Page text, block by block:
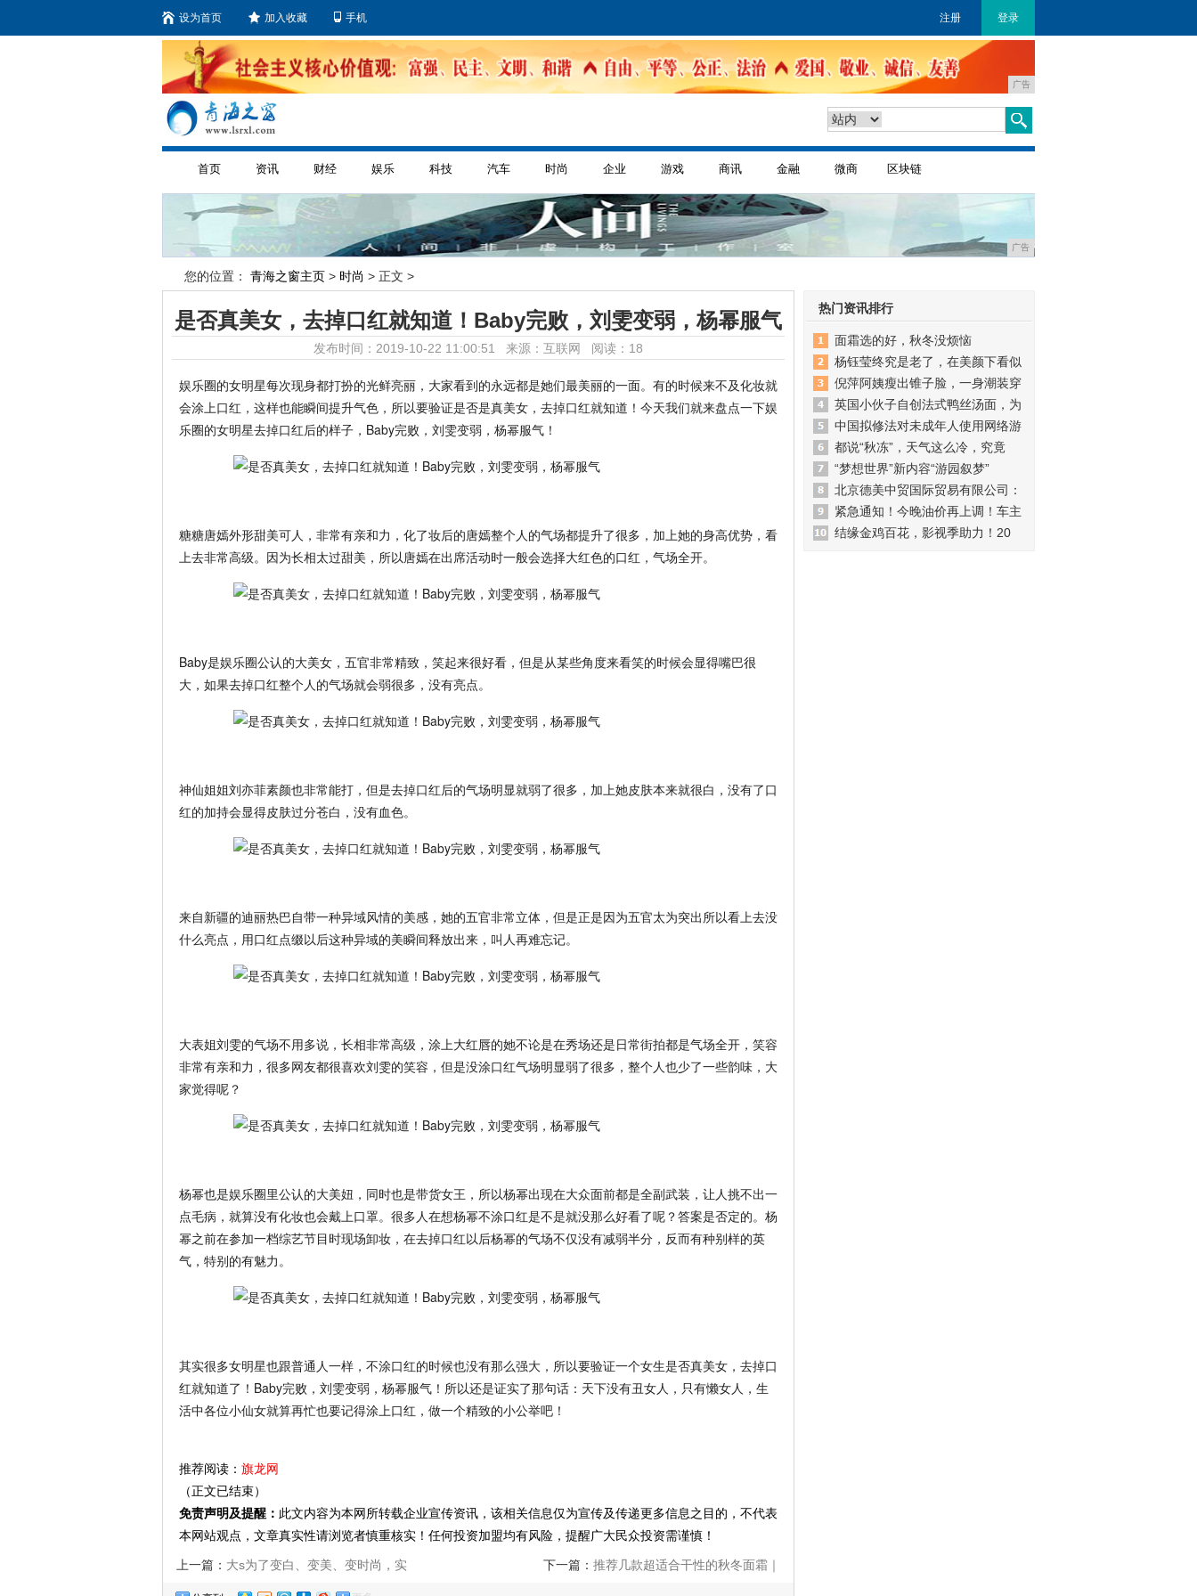
设为首页 加入收藏 手机 注册 登录
广告
首页 资讯 财经 娱乐 科技 汽车 时尚 企业 游戏 商讯 金融 微商 区块链
广告
您的位置： 青海之窗主页 > 时尚 > 正文 >
是否真美女，去掉口红就知道！Baby完败，刘雯变弱，杨幂服气
发布时间：2019-10-22 11:00:51 来源：互联网 阅读：18
娱乐圈的女明星每次现身都打扮的光鲜亮丽，大家看到的永远都是她们最美丽的一面。有的时候来不及化妆就
会涂上口红，这样也能瞬间提升气色，所以要验证是否是真美女，去掉口红就知道！今天我们就来盘点一下娱
乐圈的女明星去掉口红后的样子，Baby完败，刘雯变弱，杨幂服气！
糖糖唐嫣外形甜美可人，非常有亲和力，化了妆后的唐嫣整个人的气场都提升了很多，加上她的身高优势，看
上去非常高级。因为长相太过甜美，所以唐嫣在出席活动时一般会选择大红色的口红，气场全开。
Baby是娱乐圈公认的大美女，五官非常精致，笑起来很好看，但是从某些角度来看笑的时候会显得嘴巴很
大，如果去掉口红整个人的气场就会弱很多，没有亮点。
神仙姐姐刘亦菲素颜也非常能打，但是去掉口红后的气场明显就弱了很多，加上她皮肤本来就很白，没有了口
红的加持会显得皮肤过分苍白，没有血色。
来自新疆的迪丽热巴自带一种异域风情的美感，她的五官非常立体，但是正是因为五官太为突出所以看上去没
什么亮点，用口红点缀以后这种异域的美瞬间释放出来，叫人再难忘记。
大表姐刘雯的气场不用多说，长相非常高级，涂上大红唇的她不论是在秀场还是日常街拍都是气场全开，笑容
非常有亲和力，很多网友都很喜欢刘雯的笑容，但是没涂口红气场明显弱了很多，整个人也少了一些韵味，大
家觉得呢？
杨幂也是娱乐圈里公认的大美妞，同时也是带货女王，所以杨幂出现在大众面前都是全副武装，让人挑不出一
点毛病，就算没有化妆也会戴上口罩。很多人在想杨幂不涂口红是不是就没那么好看了呢？答案是否定的。杨
幂之前在参加一档综艺节目时现场卸妆，在去掉口红以后杨幂的气场不仅没有减弱半分，反而有种别样的英
气，特别的有魅力。
其实很多女明星也跟普通人一样，不涂口红的时候也没有那么强大，所以要验证一个女生是否真美女，去掉口
红就知道了！Baby完败，刘雯变弱，杨幂服气！所以还是证实了那句话：天下没有丑女人，只有懒女人，生
活中各位小仙女就算再忙也要记得涂上口红，做一个精致的小公举吧！
推荐阅读： 旗龙网
（正文已结束）
免责声明及提醒： 此文内容为本网所转载企业宣传资讯，该相关信息仅为宣传及传递更多信息之目的，不代表
本网站观点，文章真实性请浏览者慎重核实！任何投资加盟均有风险，提醒广大民众投资需谨慎！
上一篇： 大s为了变白、变美、变时尚，实 下一篇： 推荐几款超适合干性的秋冬面霜｜
热门资讯排行
面霜选的好，秋冬没烦恼
杨钰莹终究是老了，在美颜下看似
倪萍阿姨瘦出锥子脸，一身潮装穿
英国小伙子自创法式鸭丝汤面，为
中国拟修法对未成年人使用网络游
都说“秋冻”，天气这么冷，究竟
“梦想世界”新内容“游园叙梦”
北京德美中贸国际贸易有限公司：
紧急通知！今晚油价再上调！车主
结缘金鸡百花，影视季助力！20